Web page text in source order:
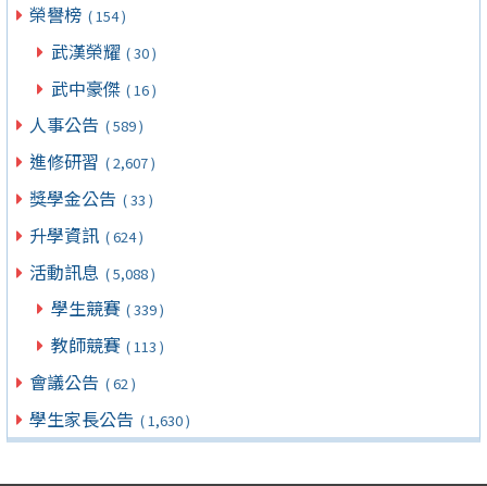
榮譽榜 ( 154 )
武漢榮耀 ( 30 )
武中豪傑 ( 16 )
人事公告 ( 589 )
進修研習 ( 2,607 )
獎學金公告 ( 33 )
升學資訊 ( 624 )
活動訊息 ( 5,088 )
學生競賽 ( 339 )
教師競賽 ( 113 )
會議公告 ( 62 )
學生家長公告 ( 1,630 )